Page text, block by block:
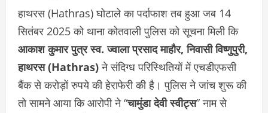
हाथरस (Hathras) घोटाले का पर्दाफाश तब हुआ जब 14
सितंबर 2025 को थाना कोतवाली पुलिस को सूचना मिली कि
आकाश कुमार पुत्र स्व. ज्वाला प्रसाद माहौर, निवासी विष्णुपुरी,
हाथरस (Hathras)ने संदिग्ध परिस्थितियों में एचडीएफसी
बैंक से करोड़ों रुपये की हेराफेरी की है। पुलिस ने जांच शुरू की
तो सामने आया कि आरोपी ने “चामुंडा देवी स्वीट्स” नाम से